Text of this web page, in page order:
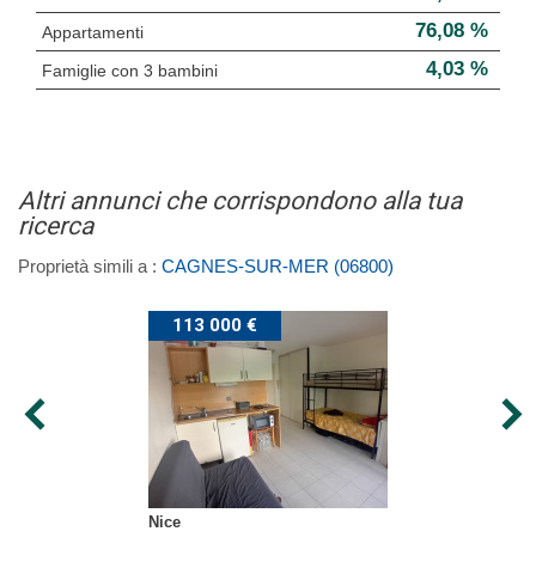
Appartamenti 76,08 %
Famiglie con 3 bambini 4,03 %
Altri annunci che corrispondono alla tua
ricerca
Proprietà simili a : CAGNES-SUR-MER (06800)
113 000 €
Nice